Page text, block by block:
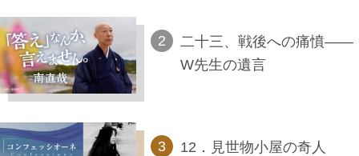
二十三、戦後への痛憤――
W先生の遺言
12．見世物小屋の奇人